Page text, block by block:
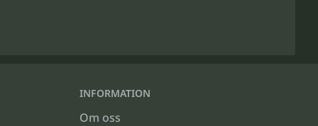
INFORMATION
Om oss